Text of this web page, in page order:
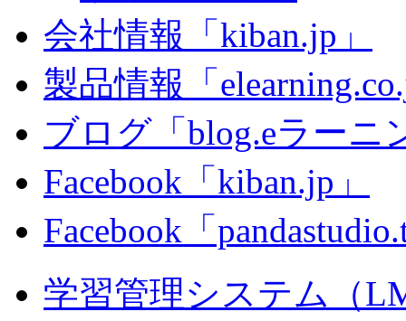
会社情報「kiban.jp」
製品情報「
ブログ「blog.eラーニ
Facebook「kiban.jp」
Facebook「
学習管理システム（